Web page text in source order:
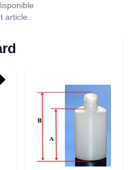
article.